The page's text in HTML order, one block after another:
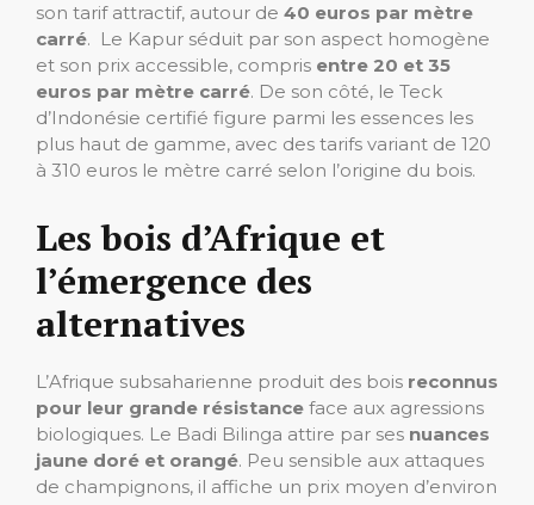
son tarif attractif, autour de 40 euros par mètre
carré. Le Kapur séduit par son aspect homogène
et son prix accessible, compris entre 20 et 35
euros par mètre carré. De son côté, le Teck
d’Indonésie certifié figure parmi les essences les
plus haut de gamme, avec des tarifs variant de 120
à 310 euros le mètre carré selon l’origine du bois.
Les bois d’Afrique et
l’émergence des
alternatives
L’Afrique subsaharienne produit des bois reconnus
pour leur grande résistance face aux agressions
biologiques. Le Badi Bilinga attire par ses nuances
jaune doré et orangé. Peu sensible aux attaques
de champignons, il affiche un prix moyen d’environ